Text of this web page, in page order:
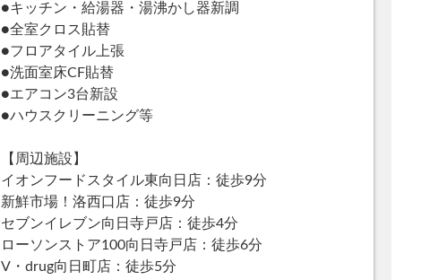
●キッチン・給湯器・湯沸かし器新調
●全室クロス貼替
●フロアタイル上張
●洗面室床CF貼替
●エアコン3台新設
●ハウスクリーニング等
【周辺施設】
イオンフードスタイル東向日店：徒歩9分
新鮮市場！洛西口店：徒歩9分
セブンイレブン向日寺戸店：徒歩4分
ローソンストア100向日寺戸店：徒歩6分
V・drug向日町店：徒歩5分